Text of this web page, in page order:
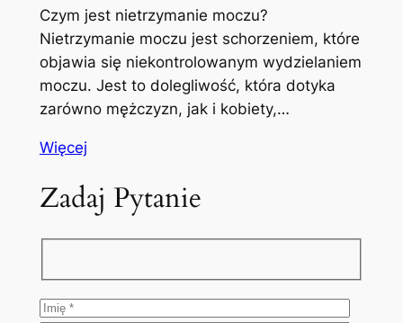
Czym jest nietrzymanie moczu?
Nietrzymanie moczu jest schorzeniem, które
objawia się niekontrolowanym wydzielaniem
moczu. Jest to dolegliwość, która dotyka
zarówno mężczyzn, jak i kobiety,…
Więcej
Zadaj Pytanie